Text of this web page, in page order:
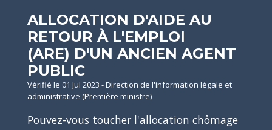
ALLOCATION D'AIDE AU
RETOUR À L'EMPLOI
(ARE) D'UN ANCIEN AGENT
PUBLIC
Vérifié le 01 Jul 2023 - Direction de l'information légale et
administrative (Première ministre)
Pouvez-vous toucher l'allocation chômage